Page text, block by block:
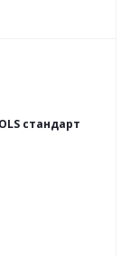
стандарт